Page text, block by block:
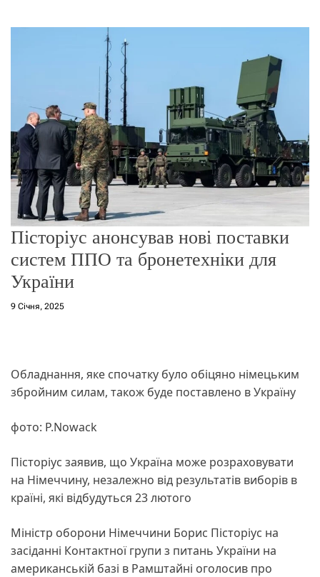
г
м
у
Пісторіус анонсував нові поставки
систем ППО та бронетехніки для
України
9 Січня, 2025
Обладнання, яке спочатку було обіцяно німецьким
збройним силам, також буде поставлено в Україну
фото: P.Nowack
Пісторіус заявив, що Україна може розраховувати
на Німеччину, незалежно від результатів виборів в
країні, які відбудуться 23 лютого
Міністр оборони Німеччини Борис Пісторіус на
засіданні Контактної групи з питань України на
американській базі в Рамштайні оголосив про